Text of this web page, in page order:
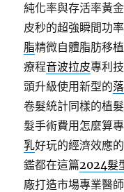
純化率與存活率黃
皮秒的超強瞬間功
脂精微自體脂肪移
療程音波拉皮專利
頭升級使用新型的
卷髮統計同樣的植
髮手術費用怎麼算
乳好玩的經濟效應
鑑都在這篇2024髮
廠打造市場專業醫